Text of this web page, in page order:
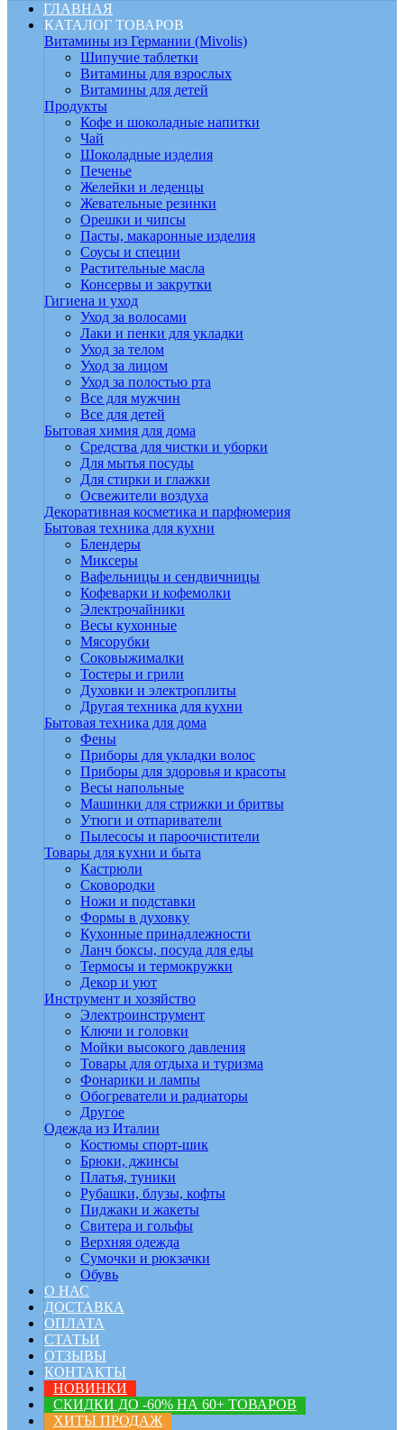
ГЛАВНАЯ
КАТАЛОГ ТОВАРОВ
Витамины из Германии (Mivolis)
Шипучие таблетки
Витамины для взрослых
Витамины для детей
Продукты
Кофе и шоколадные напитки
Чай
Шоколадные изделия
Печенье
Желейки и леденцы
Жевательные резинки
Орешки и чипсы
Пасты, макаронные изделия
Соусы и специи
Растительные масла
Консервы и закрутки
Гигиена и уход
Уход за волосами
Лаки и пенки для укладки
Уход за телом
Уход за лицом
Уход за полостью рта
Все для мужчин
Все для детей
Бытовая химия для дома
Средства для чистки и уборки
Для мытья посуды
Для стирки и глажки
Освежители воздуха
Декоративная косметика и парфюмерия
Бытовая техника для кухни
Блендеры
Миксеры
Вафельницы и сендвичницы
Кофеварки и кофемолки
Электрочайники
Весы кухонные
Мясорубки
Соковыжималки
Тостеры и грили
Духовки и электроплиты
Другая техника для кухни
Бытовая техника для дома
Фены
Приборы для укладки волос
Приборы для здоровья и красоты
Весы напольные
Машинки для стрижки и бритвы
Утюги и отпариватели
Пылесосы и пароочистители
Товары для кухни и быта
Кастрюли
Сковородки
Ножи и подставки
Формы в духовку
Кухонные принадлежности
Ланч боксы, посуда для еды
Термосы и термокружки
Декор и уют
Инструмент и хозяйство
Электроинструмент
Ключи и головки
Мойки высокого давления
Товары для отдыха и туризма
Фонарики и лампы
Обогреватели и радиаторы
Другое
Одежда из Италии
Костюмы спорт-шик
Брюки, джинсы
Платья, туники
Рубашки, блузы, кофты
Пиджаки и жакеты
Свитера и гольфы
Верхняя одежда
Сумочки и рюкзачки
Обувь
О НАС
ДОСТАВКА
ОПЛАТА
СТАТЬИ
ОТЗЫВЫ
КОНТАКТЫ
НОВИНКИ
СКИДКИ ДО -60% НА 60+ ТОВАРОВ
ХИТЫ ПРОДАЖ